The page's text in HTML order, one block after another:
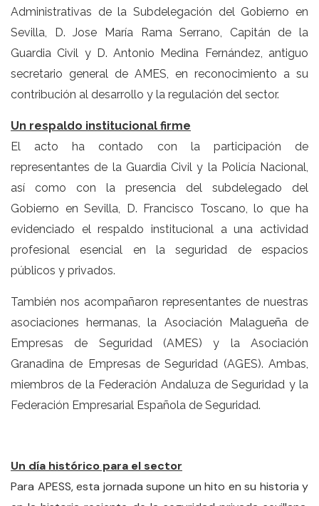
Administrativas de la Subdelegación del Gobierno en
Sevilla, D. Jose María Rama Serrano, Capitán de la
Guardia Civil y D. Antonio Medina Fernández, antiguo
secretario general de AMES, en reconocimiento a su
contribución al desarrollo y la regulación del sector.
Un respaldo institucional firme
El acto ha contado con la participación de
representantes de la Guardia Civil y la Policía Nacional,
así como con la presencia del subdelegado del
Gobierno en Sevilla, D. Francisco Toscano, lo que ha
evidenciado el respaldo institucional a una actividad
profesional esencial en la seguridad de espacios
públicos y privados.
También nos acompañaron representantes de nuestras
asociaciones hermanas, la Asociación Malagueña de
Empresas de Seguridad (AMES) y la Asociación
Granadina de Empresas de Seguridad (AGES). Ambas,
miembros de la Federación Andaluza de Seguridad y la
Federación Empresarial Española de Seguridad.
Un día histórico para el sector
Para APESS, esta jornada supone un hito en su historia y